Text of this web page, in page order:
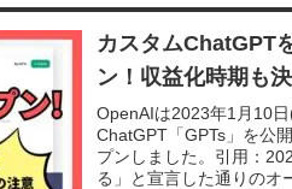
カスタムChatGPT
ン！収益化時期も
OpenAIは2023年1月10
ChatGPT「GPTs」を公
プンしました。引用：
る」と宣言した通りのオ